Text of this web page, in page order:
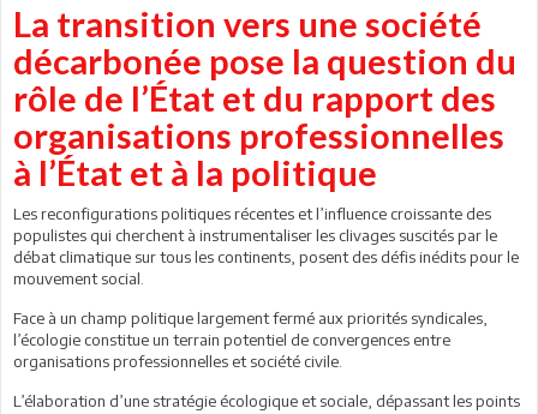
La transition vers une société
décarbonée pose la question du
rôle de l’État et du rapport des
organisations professionnelles
à l’État et à la politique
Les reconfigurations politiques récentes et l’influence croissante des
populistes qui cherchent à instrumentaliser les clivages suscités par le
débat climatique sur tous les continents, posent des défis inédits pour le
mouvement social.
Face à un champ politique largement fermé aux priorités syndicales,
l’écologie constitue un terrain potentiel de convergences entre
organisations professionnelles et société civile.
L’élaboration d’une stratégie écologique et sociale, dépassant les points